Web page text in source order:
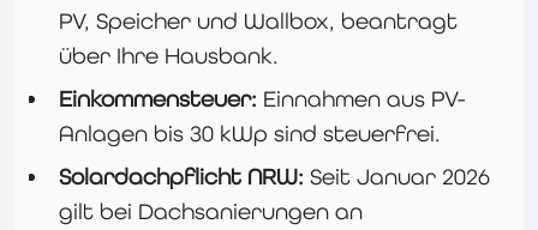
PV, Speicher und Wallbox, beantragt
über Ihre Hausbank.
Einkommensteuer: Einnahmen aus PV-
Anlagen bis 30 kWp sind steuerfrei.
Solardachpflicht NRW: Seit Januar 2026
gilt bei Dachsanierungen an